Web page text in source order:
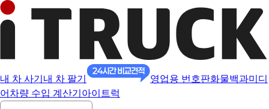
내 차 사기 내 차 팔기 영업용 번호판화물백과미디
어 차량 수입 계산기 아이트럭